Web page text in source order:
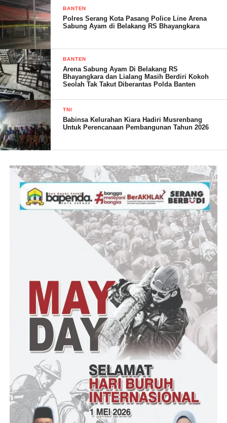
BANTEN
Polres Serang Kota Pasang Police Line Arena
Sabung Ayam di Belakang RS Bhayangkara
BANTEN
Arena Sabung Ayam Di Belakang RS
Bhayangkara dan Lialang Masih Berdiri Kokoh
Seolah Tak Takut Diberantas Polda Banten
TNI
Babinsa Kelurahan Kiara Hadiri Musrenbang
Untuk Perencanaan Pembangunan Tahun 2026